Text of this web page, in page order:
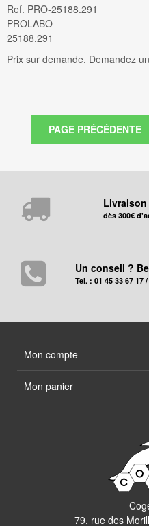
Ref. PRO-25188.291
PROLABO
25188.291
Prix sur demande. Demandez
dès 300€
Un conseil ?
Tel. : 01 45 33 67 17
Mon compte
Mon panier
79, rue des